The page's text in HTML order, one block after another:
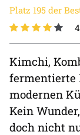
Platz 195 der
Kimchi,
fermentierte
modernen
Kein
doch nicht